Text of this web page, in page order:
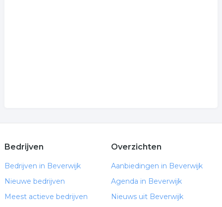
Bedrijven
Bedrijven in Beverwijk
Nieuwe bedrijven
Meest actieve bedrijven
Overzichten
Aanbiedingen in Beverwijk
Agenda in Beverwijk
Nieuws uit Beverwijk